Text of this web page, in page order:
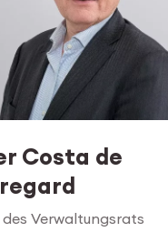
Costa de
Verwaltungsrats